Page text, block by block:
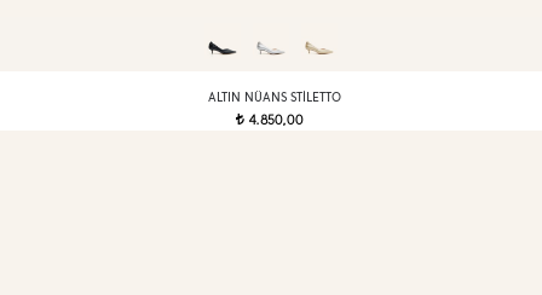
ALTIN NÜANS STILETTO
t 4.850,00